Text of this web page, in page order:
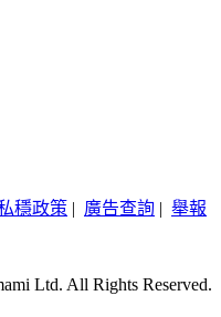
穩政策 | 廣告查詢 | 舉報
Ltd. All Rights Reserved.